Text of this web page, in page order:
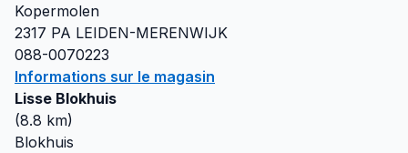
Kopermolen
2317 PA LEIDEN-MERENWIJK
088-0070223
Informations sur le magasin
Lisse Blokhuis
(8.8 km)
Blokhuis